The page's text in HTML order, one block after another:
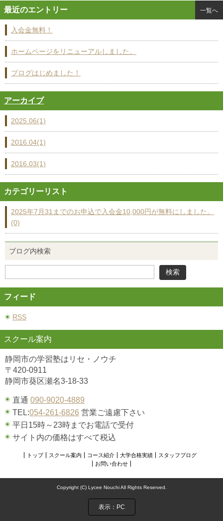
最近のエントリー 一覧へ
入会金無料！
ホームページをリニューアルしました。
ブログはじめました！
アーカイブ
2025.06(1)
2016.04(1)
2016.03(1)
カテゴリーリスト
2025年7月31までのお申込で入会金10,000円が無料にしました。
(0)
ブログ内検索
フィード
RSS
スクール案内
静岡市の学習塾はリセ・ノウチ
〒420-0911
静岡市葵区瀬名3-18-33
直通 090-9020-4889
TEL:054-261-6826 営業ご遠慮下さい
平日15時～23時までお電話で受付
サイト内の価格はすべて税込
トップ スクール案内 コース紹介 大学合格実績
スタッフブログ
お問い合わせ
Copyright (C) Lycee Nouchi All Rights Reserved.
表示：PC